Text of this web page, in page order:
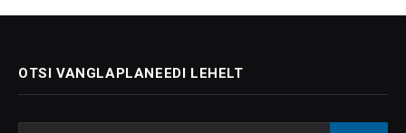
OTSI VANGLAPLANEEDI LEHELT